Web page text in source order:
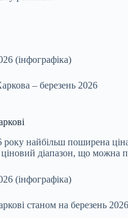
– березень 2026
найбільш поширена
діапазон, що можна
станом на березень